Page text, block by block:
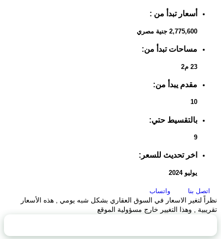
أسعار تبدأ من :
2,775,600 جنية مصري
مساحات تبدأ من:
مقدم يبدأ من:
بالتقسيط حتي:
اخر تحديث للسعر:
بنا واتساب
لتغير الاسعار في السوق العقاري بشكل شبه يومي , هذه الأسعار
, وهذا التغيير خارج مسؤولية الموقع